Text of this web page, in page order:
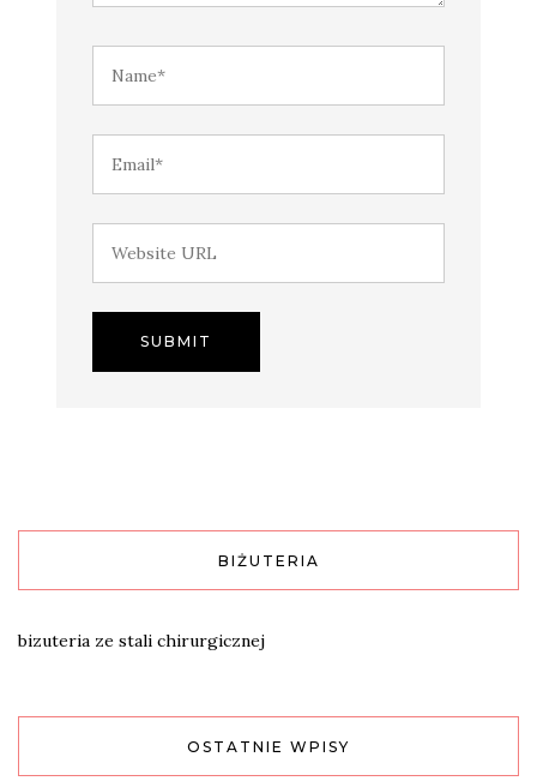
BIŻUTERIA
bizuteria ze stali chirurgicznej
OSTATNIE WPISY